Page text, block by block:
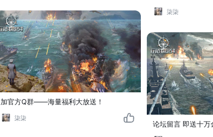
加官方Q群——海量福利大放送！
柒柒
柒柒
论坛留言 即送十万